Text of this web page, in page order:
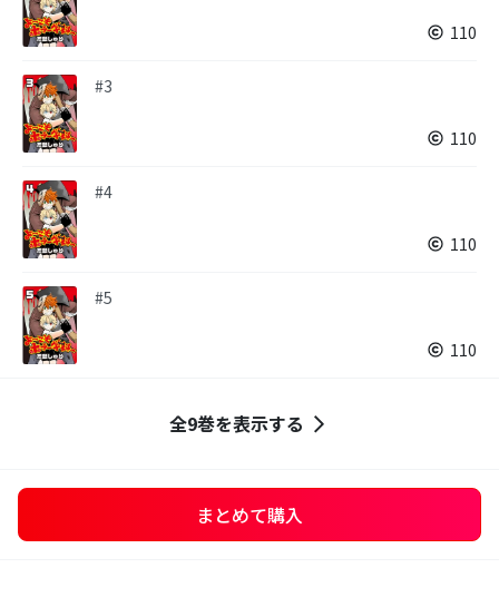
110
#3
110
#4
110
#5
110
全9巻を表示する
まとめて購入